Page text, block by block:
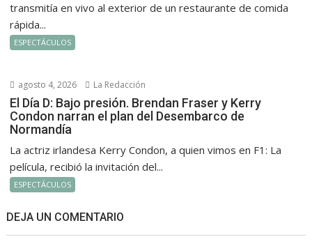
transmitía en vivo al exterior de un restaurante de comida
rápida...
ESPECTÁCULOS
agosto 4, 2026 La Redacción
El Día D: Bajo presión. Brendan Fraser y Kerry
Condon narran el plan del Desembarco de
Normandía
La actriz irlandesa Kerry Condon, a quien vimos en F1: La
película, recibió la invitación del...
ESPECTÁCULOS
DEJA UN COMENTARIO